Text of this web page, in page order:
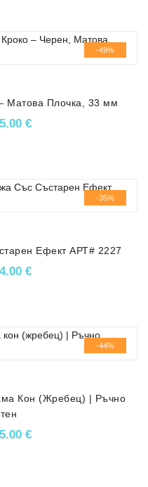
-49%
Матова Плочка, 33 мм
price was: 88.00 €.
€Текущата цена е:
-35%
Ефект АРТ# 2227
price was: 67.00 €.
€Текущата цена е:
-44%
Кон (Жребец) | Ръчно
price was: 80.00 €.
€Текущата цена е: